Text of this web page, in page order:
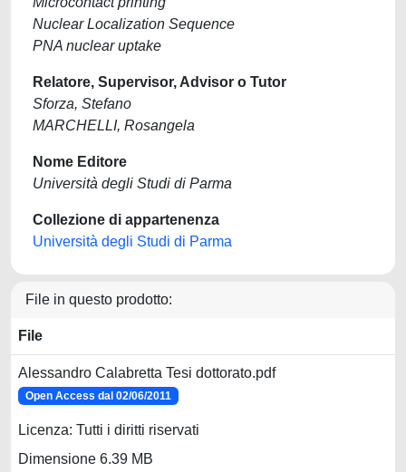
Nuclear Localization Sequence
PNA nuclear uptake
Relatore, Supervisor, Advisor o Tutor
Sforza, Stefano
MARCHELLI, Rosangela
Nome Editore
Università degli Studi di Parma
Collezione di appartenenza
Università degli Studi di Parma
File in questo prodotto:
File
Alessandro Calabretta Tesi dottorato.pdf
Open Access dal 02/06/2011
Licenza: Tutti i diritti riservati
Dimensione 6.39 MB